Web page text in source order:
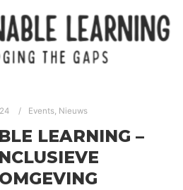
Events, Nieuws
LEARNING –